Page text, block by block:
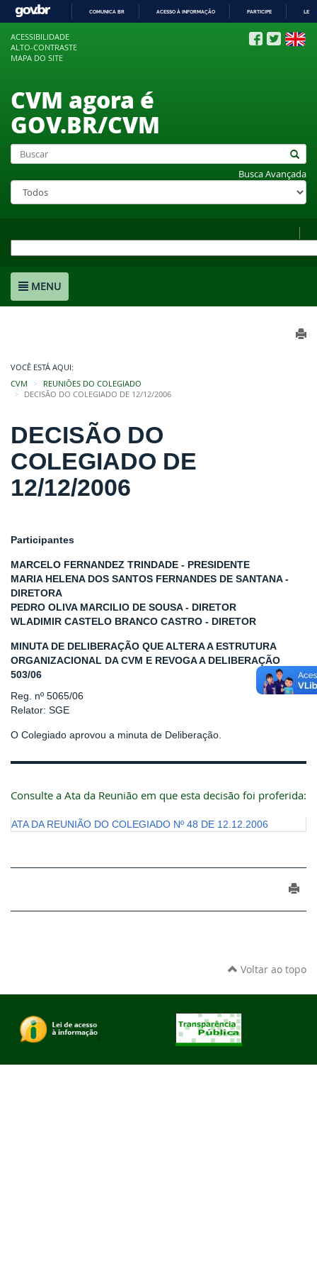
COMUNICA BR ACESSO À INFORMAÇÃO PARTICIPE
ACESSIBILIDADE
ALTO-CONTRASTE
MAPA DO SITE
CVM agora é
GOV.BR/CVM
Busca Avançada
MENU
VOCÊ ESTÁ AQUI:
CVM
REUNIÕES DO COLEGIADO
DECISÃO DO COLEGIADO DE 12/12/2006
DECISÃO DO
COLEGIADO DE
12/12/2006
Participantes
MARCELO FERNANDEZ TRINDADE - PRESIDENTE
MARIA HELENA DOS SANTOS FERNANDES DE SANTANA -
DIRETORA
PEDRO OLIVA MARCILIO DE SOUSA - DIRETOR
WLADIMIR CASTELO BRANCO CASTRO - DIRETOR
MINUTA DE DELIBERAÇÃO QUE ALTERA A ESTRUTURA
ORGANIZACIONAL DA CVM E REVOGA A DELIBERAÇÃO
503/06
Reg. nº 5065/06
Relator: SGE
O Colegiado aprovou a minuta de Deliberação.
Consulte a Ata da Reunião em que esta decisão foi proferida:
ATA DA REUNIÃO DO COLEGIADO Nº 48 DE 12.12.2006
Voltar ao topo